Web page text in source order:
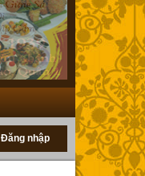
Đăng nhập